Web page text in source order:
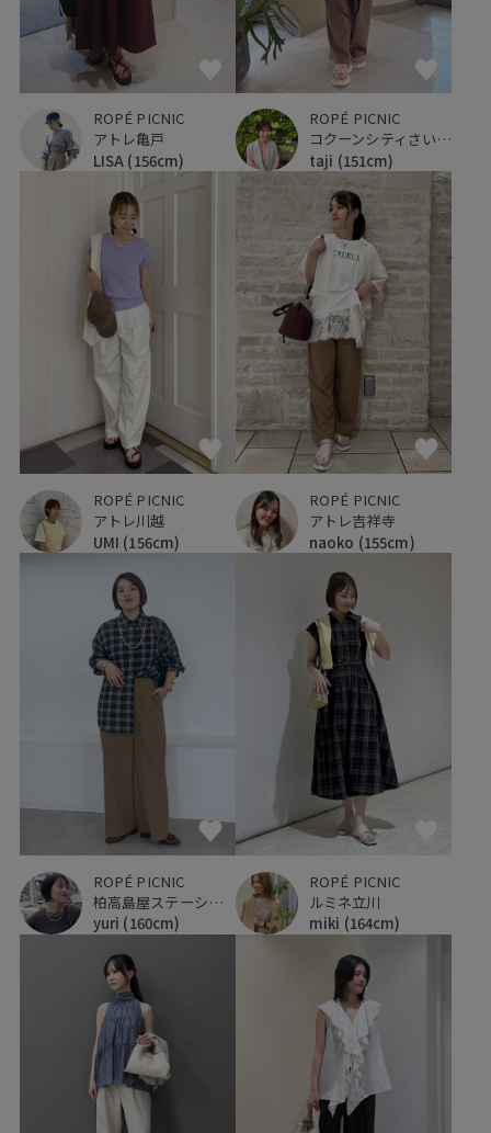
ROPÉ PICNIC
アトレ亀戸
LISA (156cm)
ROPÉ PICNIC
コクーンシティさいたま新都心
taji (151cm)
ROPÉ PICNIC
アトレ川越
UMI (156cm)
ROPÉ PICNIC
アトレ吉祥寺
naoko (155cm)
ROPÉ PICNIC
柏高島屋ステーションモール
yuri (160cm)
ROPÉ PICNIC
ルミネ立川
miki (164cm)